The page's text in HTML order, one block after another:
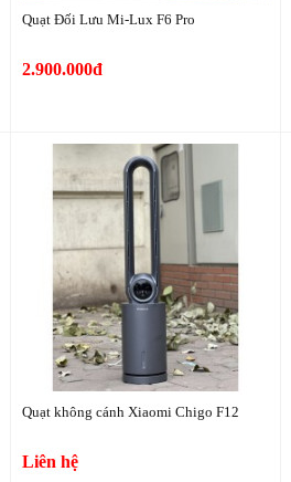
Quạt Đối Lưu Mi-Lux F6 Pro
2.900.000đ
Quạt không cánh Xiaomi Chigo F12
Liên hệ